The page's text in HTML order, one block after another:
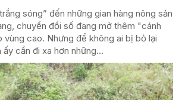
sóng” đến những gian hàng nông sản
chuyển đổi số đang mở thêm "cánh
cao. Nhưng để không ai bị bỏ lại
ấy cần đi xa hơn những...